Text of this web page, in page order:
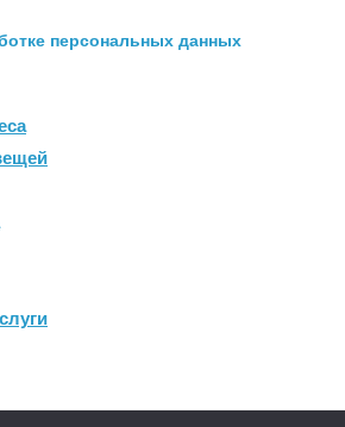
персональных данных